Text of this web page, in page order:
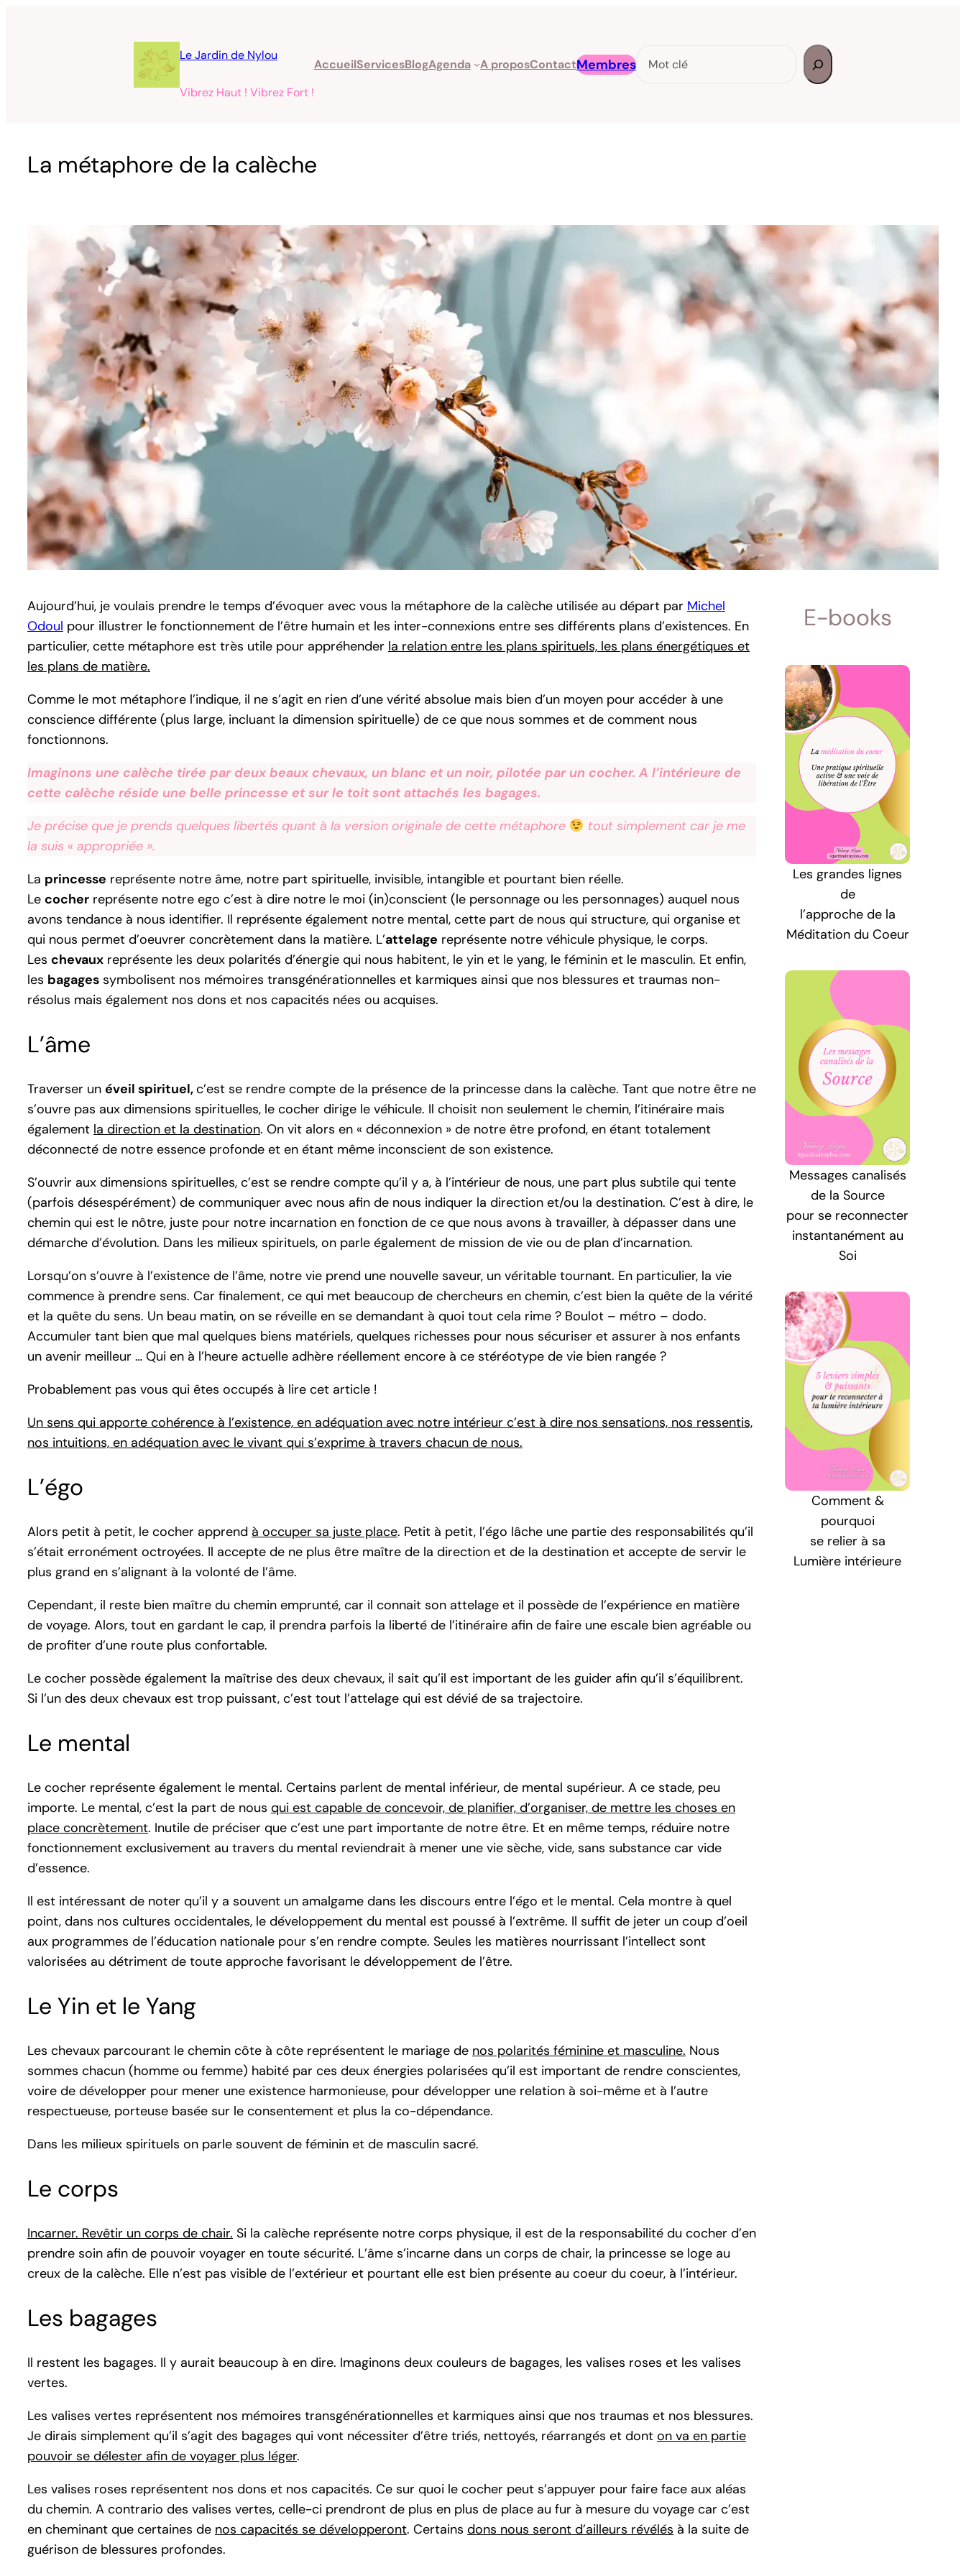
Le Jardin de Nylou
Vibrez Haut ! Vibrez Fort !
AccueilServicesBlogAgenda A proposContactMembres
La métaphore de la calèche
Aujourd’hui, je voulais prendre le temps d’évoquer avec vous la métaphore de la calèche utilisée au départ par Michel
Odoul pour illustrer le fonctionnement de l’être humain et les inter-connexions entre ses différents plans d’existences. En
particulier, cette métaphore est très utile pour appréhender la relation entre les plans spirituels, les plans énergétiques et
les plans de matière.
Comme le mot métaphore l’indique, il ne s’agit en rien d’une vérité absolue mais bien d’un moyen pour accéder à une
conscience différente (plus large, incluant la dimension spirituelle) de ce que nous sommes et de comment nous
fonctionnons.
Imaginons une calèche tirée par deux beaux chevaux, un blanc et un noir, pilotée par un cocher. A l’intérieure de
cette calèche réside une belle princesse et sur le toit sont attachés les bagages.
Je précise que je prends quelques libertés quant à la version originale de cette métaphore
tout simplement car je me
la suis « appropriée ».
La princesse représente notre âme, notre part spirituelle, invisible, intangible et pourtant bien réelle.
Le cocher représente notre ego c’est à dire notre le moi (in)conscient (le personnage ou les personnages) auquel nous
avons tendance à nous identifier. Il représente également notre mental, cette part de nous qui structure, qui organise et
qui nous permet d’oeuvrer concrètement dans la matière. L’attelage représente notre véhicule physique, le corps.
Les chevaux représente les deux polarités d’énergie qui nous habitent, le yin et le yang, le féminin et le masculin. Et enfin,
les bagages symbolisent nos mémoires transgénérationnelles et karmiques ainsi que nos blessures et traumas non-
résolus mais également nos dons et nos capacités nées ou acquises.
L’âme
Traverser un éveil spirituel,c’est se rendre compte de la présence de la princesse dans la calèche. Tant que notre être ne
s’ouvre pas aux dimensions spirituelles, le cocher dirige le véhicule. Il choisit non seulement le chemin, l’itinéraire mais
également la direction et la destination. On vit alors en « déconnexion » de notre être profond, en étant totalement
déconnecté de notre essence profonde et en étant même inconscient de son existence.
S’ouvrir aux dimensions spirituelles, c’est se rendre compte qu’il y a, à l’intérieur de nous, une part plus subtile qui tente
(parfois désespérément) de communiquer avec nous afin de nous indiquer la direction et/ou la destination. C’est à dire, le
chemin qui est le nôtre, juste pour notre incarnation en fonction de ce que nous avons à travailler, à dépasser dans une
démarche d’évolution. Dans les milieux spirituels, on parle également de mission de vie ou de plan d’incarnation.
Lorsqu’on s’ouvre à l’existence de l’âme, notre vie prend une nouvelle saveur, un véritable tournant. En particulier, la vie
commence à prendre sens. Car finalement, ce qui met beaucoup de chercheurs en chemin, c’est bien la quête de la vérité
et la quête du sens. Un beau matin, on se réveille en se demandant à quoi tout cela rime ? Boulot – métro – dodo.
Accumuler tant bien que mal quelques biens matériels, quelques richesses pour nous sécuriser et assurer à nos enfants
un avenir meilleur … Qui en à l’heure actuelle adhère réellement encore à ce stéréotype de vie bien rangée ?
Probablement pas vous qui êtes occupés à lire cet article !
Un sens qui apporte cohérence à l’existence, en adéquation avec notre intérieur c’est à dire nos sensations, nos ressentis,
nos intuitions, en adéquation avec le vivant qui s’exprime à travers chacun de nous.
L’égo
Alors petit à petit, le cocher apprend à occuper sa juste place. Petit à petit, l’égo lâche une partie des responsabilités qu’il
s’était erronément octroyées. Il accepte de ne plus être maître de la direction et de la destination et accepte de servir le
plus grand en s’alignant à la volonté de l’âme.
Cependant, il reste bien maître du chemin emprunté, car il connait son attelage et il possède de l’expérience en matière
de voyage. Alors, tout en gardant le cap, il prendra parfois la liberté de l’itinéraire afin de faire une escale bien agréable ou
de profiter d’une route plus confortable.
Le cocher possède également la maîtrise des deux chevaux, il sait qu’il est important de les guider afin qu’il s’équilibrent.
Si l’un des deux chevaux est trop puissant, c’est tout l’attelage qui est dévié de sa trajectoire.
Le mental
Le cocher représente également le mental. Certains parlent de mental inférieur, de mental supérieur. A ce stade, peu
importe. Le mental, c’est la part de nous qui est capable de concevoir, de planifier, d’organiser, de mettre les choses en
place concrètement. Inutile de préciser que c’est une part importante de notre être. Et en même temps, réduire notre
fonctionnement exclusivement au travers du mental reviendrait à mener une vie sèche, vide, sans substance car vide
d’essence.
Il est intéressant de noter qu’il y a souvent un amalgame dans les discours entre l’égo et le mental. Cela montre à quel
point, dans nos cultures occidentales, le développement du mental est poussé à l’extrême. Il suffit de jeter un coup d’oeil
aux programmes de l’éducation nationale pour s’en rendre compte. Seules les matières nourrissant l’intellect sont
valorisées au détriment de toute approche favorisant le développement de l’être.
Le Yin et le Yang
Les chevaux parcourant le chemin côte à côte représentent le mariage de nos polarités féminine et masculine. Nous
sommes chacun (homme ou femme) habité par ces deux énergies polarisées qu’il est important de rendre conscientes,
voire de développer pour mener une existence harmonieuse, pour développer une relation à soi-même et à l’autre
respectueuse, porteuse basée sur le consentement et plus la co-dépendance.
Dans les milieux spirituels on parle souvent de féminin et de masculin sacré.
Le corps
Incarner. Revêtir un corps de chair. Si la calèche représente notre corps physique, il est de la responsabilité du cocher d’en
prendre soin afin de pouvoir voyager en toute sécurité. L’âme s’incarne dans un corps de chair, la princesse se loge au
creux de la calèche. Elle n’est pas visible de l’extérieur et pourtant elle est bien présente au coeur du coeur, à l’intérieur.
Les bagages
Il restent les bagages. Il y aurait beaucoup à en dire. Imaginons deux couleurs de bagages, les valises roses et les valises
vertes.
Les valises vertes représentent nos mémoires transgénérationnelles et karmiques ainsi que nos traumas et nos blessures.
Je dirais simplement qu’il s’agit des bagages qui vont nécessiter d’être triés, nettoyés, réarrangés et dont on va en partie
pouvoir se délester afin de voyager plus léger.
Les valises roses représentent nos dons et nos capacités. Ce sur quoi le cocher peut s’appuyer pour faire face aux aléas
du chemin. A contrario des valises vertes, celle-ci prendront de plus en plus de place au fur à mesure du voyage car c’est
en cheminant que certaines de nos capacités se développeront. Certains dons nous seront d’ailleurs révélés à la suite de
guérison de blessures profondes.
E-books
Les grandes lignes
de
l’approche de la
Méditation du Coeur
Messages canalisés
de la Source
pour se reconnecter
instantanément au
Soi
Comment &
pourquoi
se relier à sa
Lumière intérieure